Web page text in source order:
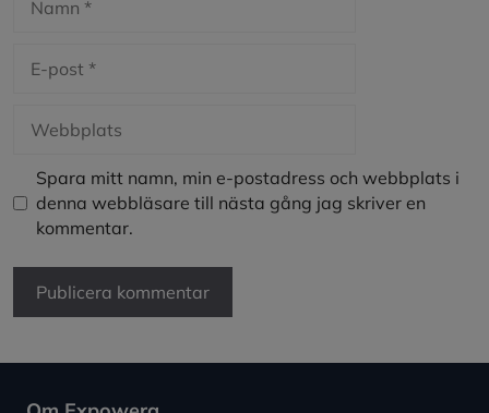
post
Spara mitt namn, min e-postadress och webbplats i
denna webbläsare till nästa gång jag skriver en
kommentar.